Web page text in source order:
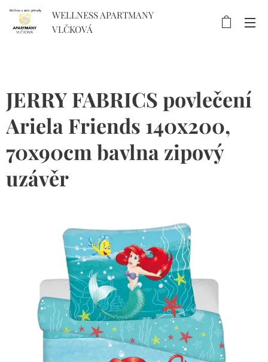
WELLNESS APARTMANY
VLČKOVÁ
JERRY FABRICS povlečení
Ariela Friends 140x200,
70x90cm bavlna zipový
uzávěr